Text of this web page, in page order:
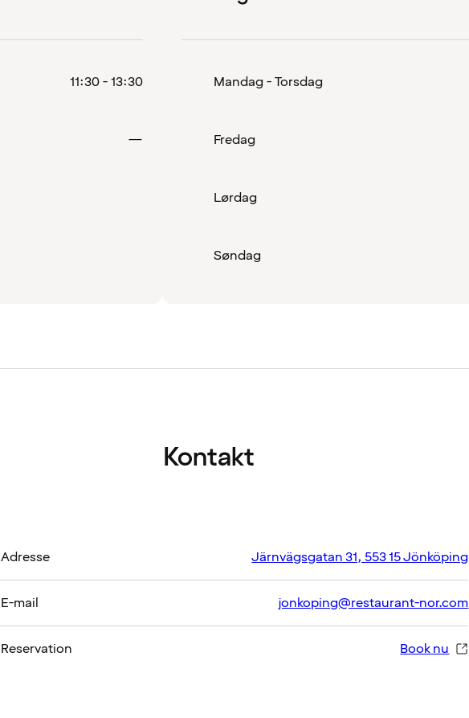
11:30 - 13:30
—
Mandag - Torsdag
Fredag
Lørdag
Søndag
Kontakt
Adresse Järnvägsgatan 31, 553 15 Jönköping
E-mail jonkoping@restaurant-nor.com
Reservation Book nu